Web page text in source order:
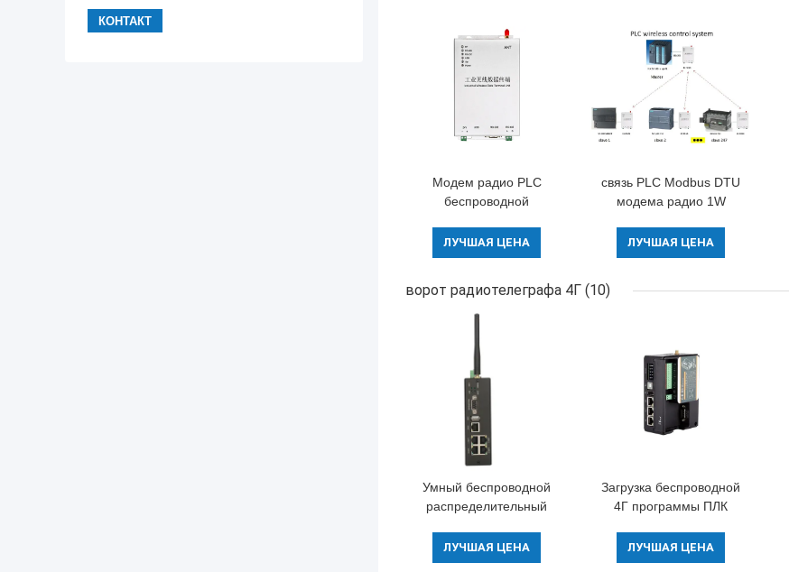
Модем радио PLC
беспроводной
ЛУЧШАЯ ЦЕНА
связь PLC Modbus DTU
модема радио 1W
беспроводная
ЛУЧШАЯ ЦЕНА
ворот радиотелеграфа 4Г (10)
Умный беспроводной
распределительный
регулятор ПЛК ворот
ИОЦ беспроводной
ЛУЧШАЯ ЦЕНА
Загрузка беспроводной
4Г программы ПЛК
5В беспроводной
удаленные/загрузка
ЛУЧШАЯ ЦЕНА